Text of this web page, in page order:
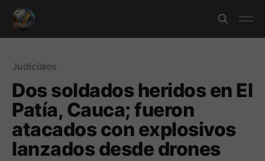
Judiciales
Dos soldados heridos en El
Patía, Cauca; fueron
atacados con explosivos
lanzados desde drones